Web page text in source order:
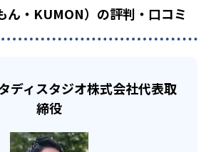
が開いている時間内であれば、何曜日に
やすい。また、教室によっては自宅か
中学生・高校生
い事と両立したい生徒向け
関しては、いつでも気軽に相談可能
ん・KUMON）の評判・口コミ
ディスタジオ株式会社代表取
締役